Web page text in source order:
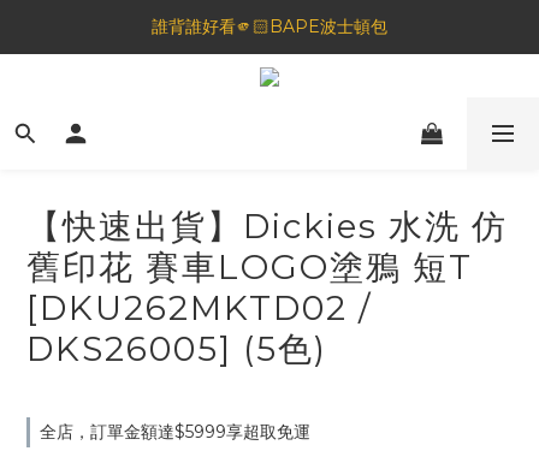
🦟蚊蟲都逃不過！可折疊伸縮電拍⚡️
誰背誰好看🫵🏻BAPE波士頓包
一夜好眠🌙 無印良品 晚安噴霧💤
【快速出貨】Dickies 水洗 仿
舊印花 賽車LOGO塗鴉 短T
[DKU262MKTD02 /
DKS26005] (5色)
全店，訂單金額達$5999享超取免運